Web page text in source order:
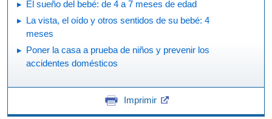
El sueño del bebé: de 4 a 7 meses de edad
La vista, el oído y otros sentidos de su bebé: 4
meses
Poner la casa a prueba de niños y prevenir los
accidentes domésticos
Imprimir